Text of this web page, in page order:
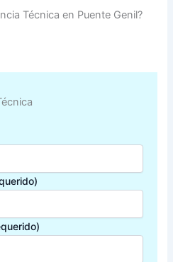
Técnica en Puente Genil?